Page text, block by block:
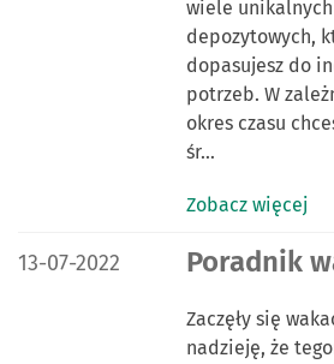
wiele
depozytowych,
dopasujesz do
potrzeb. W
okres czasu
śr…
Zobacz więcej
DATA PUBLIKACJI:
13-07-2022 Poradnik
Zaczęły się
nadzieję, że